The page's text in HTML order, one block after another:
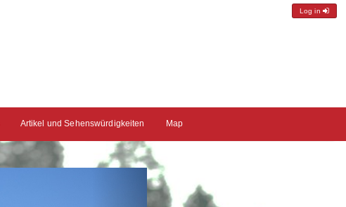
Log in
Artikel und Sehenswürdigkeiten Map